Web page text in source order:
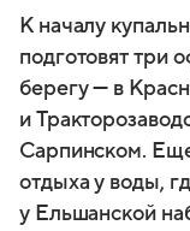
К началу
подготовят три
берегу — в
и
Сарпинском.
отдыха у воды,
у Ельшанской